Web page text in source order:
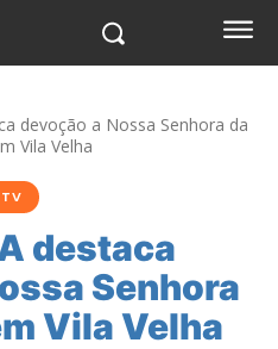
devoção a Nossa Senhora da
Vila Velha
TV
destaca
Senhora
Vila Velha